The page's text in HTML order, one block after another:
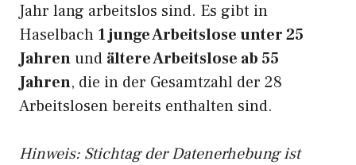
Jahr lang arbeitslos sind. Es gibt in
Haselbach 1 junge Arbeitslose unter 25
Jahrenund ältere Arbeitslose ab 55
Jahren, die in der Gesamtzahl der 28
Arbeitslosen bereits enthalten sind.
Hinweis: Stichtag der Datenerhebung ist